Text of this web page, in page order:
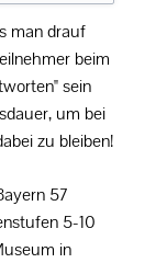
man drauf
beim
sein
um bei
zu bleiben!
57
5-10
in